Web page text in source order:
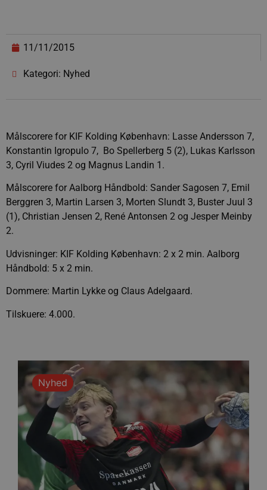
11/11/2015
Kategori: Nyhed
Målscorere for KIF Kolding København: Lasse Andersson 7,
Konstantin Igropulo 7, Bo Spellerberg 5 (2), Lukas Karlsson
3, Cyril Viudes 2 og Magnus Landin 1.
Målscorere for Aalborg Håndbold: Sander Sagosen 7, Emil
Berggren 3, Martin Larsen 3, Morten Slundt 3, Buster Juul 3
(1), Christian Jensen 2, René Antonsen 2 og Jesper Meinby
2.
Udvisninger: KIF Kolding København: 2 x 2 min. Aalborg
Håndbold: 5 x 2 min.
Dommere: Martin Lykke og Claus Adelgaard.
Tilskuere: 4.000.
Nyhed